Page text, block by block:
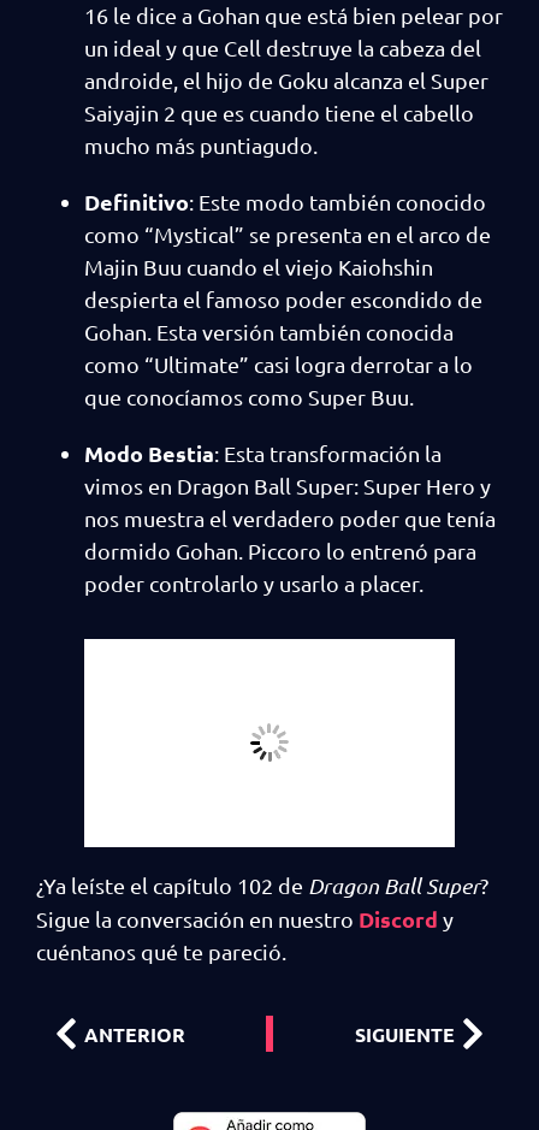
16 le dice a Gohan que está bien pelear por
un ideal y que Cell destruye la cabeza del
androide, el hijo de Goku alcanza el Super
Saiyajin 2 que es cuando tiene el cabello
mucho más puntiagudo.
Definitivo: Este modo también conocido
como “Mystical” se presenta en el arco de
Majin Buu cuando el viejo Kaiohshin
despierta el famoso poder escondido de
Gohan. Esta versión también conocida
como “Ultimate” casi logra derrotar a lo
que conocíamos como Super Buu.
Modo Bestia: Esta transformación la
vimos en Dragon Ball Super: Super Hero y
nos muestra el verdadero poder que tenía
dormido Gohan. Piccoro lo entrenó para
poder controlarlo y usarlo a placer.
¿Ya leíste el capítulo 102 de Dragon Ball Super?
Sigue la conversación en nuestro Discord y
cuéntanos qué te pareció.
ANTERIOR SIGUIENTE